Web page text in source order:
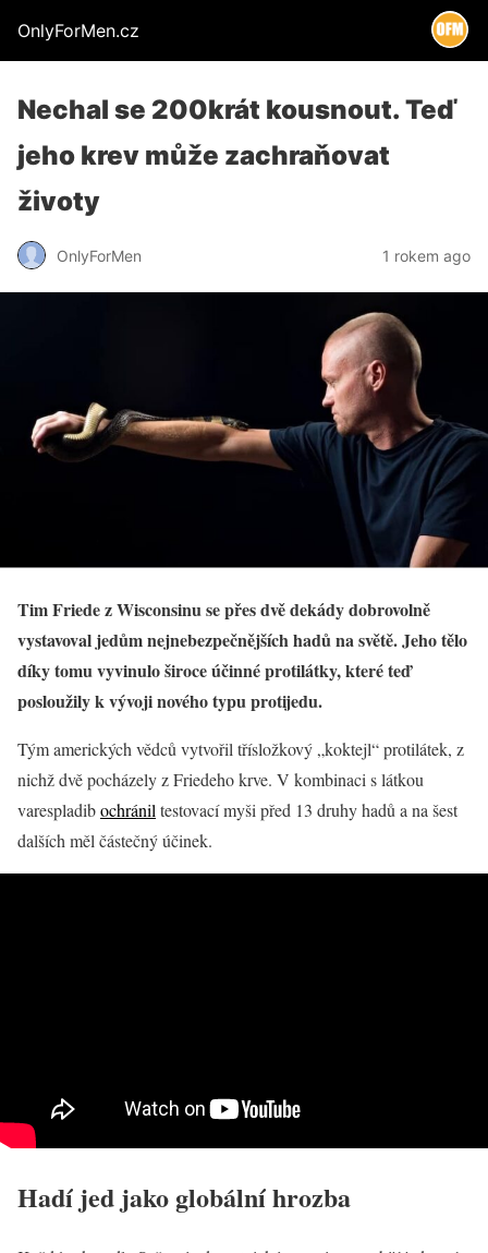
OnlyForMen.cz
Nechal se 200krát kousnout. Teď
jeho krev může zachraňovat
životy
OnlyForMen 1 rokem ago
Tim Friede z Wisconsinu se přes dvě dekády dobrovolně
vystavoval jedům nejnebezpečnějších hadů na světě. Jeho tělo
díky tomu vyvinulo široce účinné protilátky, které teď
posloužily k vývoji nového typu protijedu.
Tým amerických vědců vytvořil třísložkový „koktejl“ protilátek, z
nichž dvě pocházely z Friedeho krve. V kombinaci s látkou
varespladibochránil testovací myši před 13 druhy hadů a na šest
dalších měl částečný účinek.
Hadí jed jako globální hrozba